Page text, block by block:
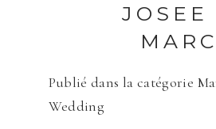
JOSEE
MARC
Publié dans la catégorie
Wedding